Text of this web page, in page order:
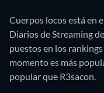
Cuerpos locos está en
Diarios de Streaming
puestos en los rankings
momento es más
popular que R3sacon.